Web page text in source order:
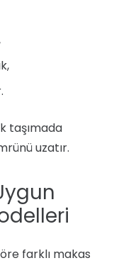
taşımada
uzatır.
farklı makas